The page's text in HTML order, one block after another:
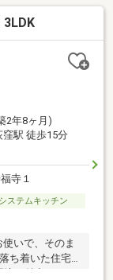
間取
部分を貸した
3LDK
2年8ヶ月)
窪駅 徒歩15分
寺１
システムキッチン
いで、そのま
ち着いた住宅街
が魅力です。